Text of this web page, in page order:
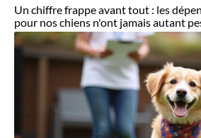
Un chiffre frappe avant tout : les
pour nos chiens n'ont jamais autant